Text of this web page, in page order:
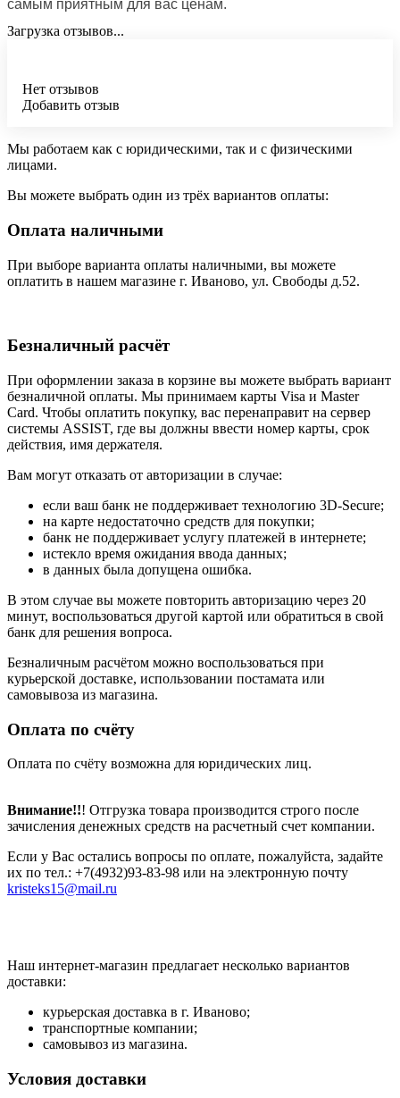
самым приятным для вас ценам.
Загрузка отзывов...
Нет отзывов
Добавить отзыв
Мы работаем как с юридическими, так и с физическими
лицами.
Вы можете выбрать один из трёх вариантов оплаты:
Оплата наличными
При выборе варианта оплаты наличными, вы можете
оплатить в нашем магазине г. Иваново, ул. Свободы д.52.
Безналичный расчёт
При оформлении заказа в корзине вы можете выбрать вариант
безналичной оплаты. Мы принимаем карты Visa и Master
Card. Чтобы оплатить покупку, вас перенаправит на сервер
системы ASSIST, где вы должны ввести номер карты, срок
действия, имя держателя.
Вам могут отказать от авторизации в случае:
если ваш банк не поддерживает технологию 3D-Secure;
на карте недостаточно средств для покупки;
банк не поддерживает услугу платежей в интернете;
истекло время ожидания ввода данных;
в данных была допущена ошибка.
В этом случае вы можете повторить авторизацию через 20
минут, воспользоваться другой картой или обратиться в свой
банк для решения вопроса.
Безналичным расчётом можно воспользоваться при
курьерской доставке, использовании постамата или
самовывоза из магазина.
Оплата по счёту
Оплата по счёту возможна для юридических лиц.
Внимание!!! Отгрузка товара производится строго после
зачисления денежных средств на расчетный счет компании.
Если у Вас остались вопросы по оплате, пожалуйста, задайте
их по тел.: +7(4932)93-83-98 или на электронную почту
kristeks15@mail.ru
Наш интернет-магазин предлагает несколько вариантов
доставки:
курьерская доставка в г. Иваново;
транспортные компании;
самовывоз из магазина.
Условия доставки